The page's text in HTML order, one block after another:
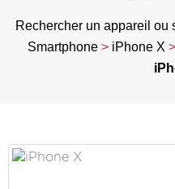
Rechercher un appareil ou
Smartphone > iPhone X >